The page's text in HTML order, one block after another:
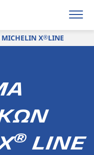
X®LINE
® LINE